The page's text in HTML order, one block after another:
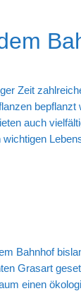
Zeit
bepflanzt
auch
Bahnhof
Grasart
einen